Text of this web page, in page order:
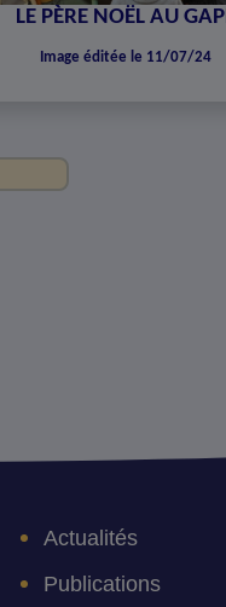
LE PÈRE NOËL AU
Image éditée le 11/07/24
Actualités
Publications